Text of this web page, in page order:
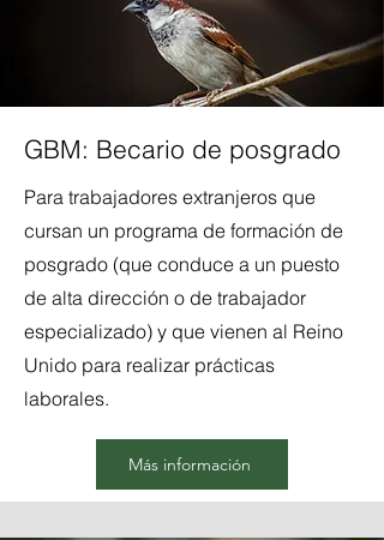
GBM: Becario de posgrado
Para trabajadores extranjeros que
cursan un programa de formación de
posgrado (que conduce a un puesto
de alta dirección o de trabajador
especializado) y que vienen al Reino
Unido para realizar prácticas
laborales.
Más información